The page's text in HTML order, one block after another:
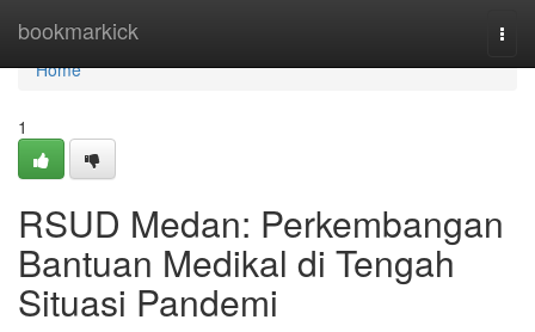
bookmarkick
Home
Home
1
RSUD Medan: Perkembangan
Bantuan Medikal di Tengah
Situasi Pandemi